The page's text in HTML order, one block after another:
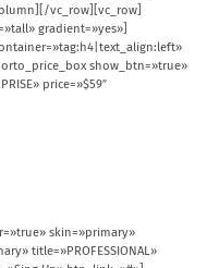
vc_row][vc_row]
gradient=»yes»]
show_btn=»true»
price=»$59″
skin=»primary»
title=»PROFESSIONAL»